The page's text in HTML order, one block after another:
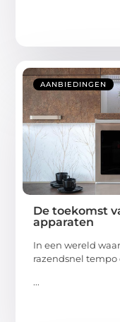
AANBIEDINGEN
De toekomst
apparaten
In een wereld
razendsnel tempo
...